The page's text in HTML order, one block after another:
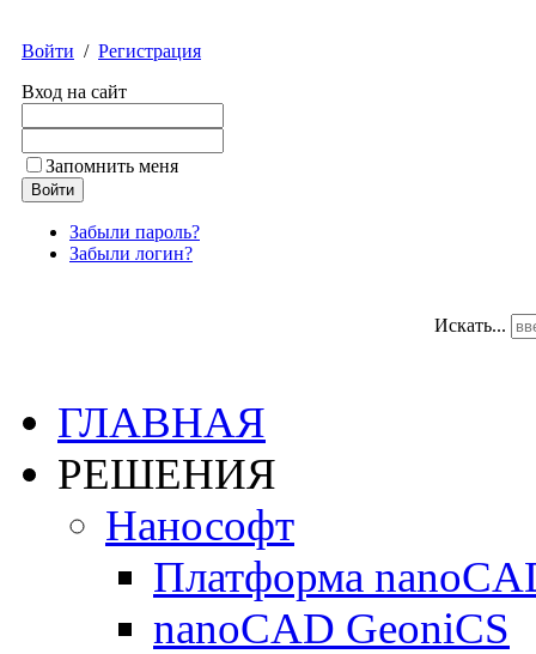
Войти / Регистрация
Вход на сайт
Запомнить меня
Забыли пароль?
Забыли логин?
Искать...
ГЛАВНАЯ
РЕШЕНИЯ
Нанософт
Платформа
nanoCAD GeoniCS